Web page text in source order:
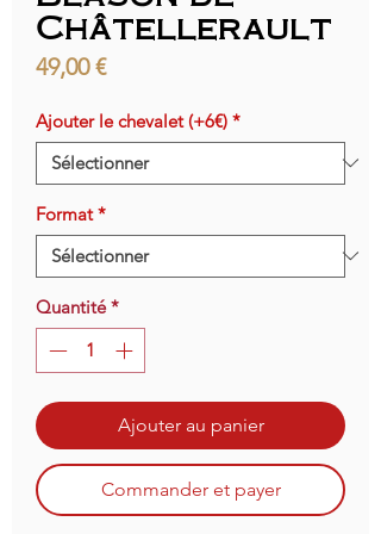
Châtellerault
49,00 €Prix
Ajouter le chevalet (+6€) *
Format *
Quantité *
Ajouter au panier
Commander et payer